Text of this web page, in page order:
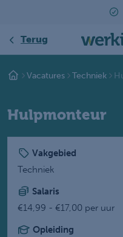
Terug
Vacatures Techniek
Hulpmonteur
Vakgebied
Techniek
Salaris
€14,99 - €17,00 per uur
Opleiding